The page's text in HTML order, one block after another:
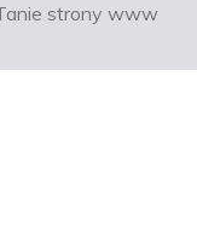
strony www